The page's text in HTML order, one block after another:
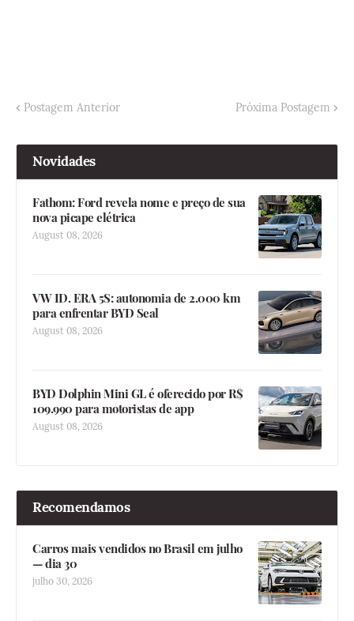
Postagem Anterior Próxima Postagem
Novidades
Fathom: Ford revela nome e preço de sua
nova picape elétrica
August 08, 2026
VW ID. ERA 5S: autonomia de 2.000 km
para enfrentar BYD Seal
August 08, 2026
BYD Dolphin Mini GL é oferecido por R$
109.990 para motoristas de app
August 08, 2026
Recomendamos
Carros mais vendidos no Brasil em julho
— dia 30
julho 30, 2026